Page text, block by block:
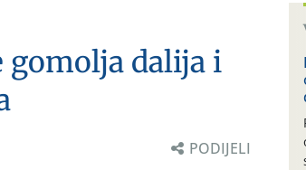
gomolja dalija i
PODIJELI